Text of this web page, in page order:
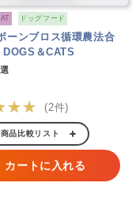
ドッグフード
ーンブロス循環農法合
＆CATS
(2件)
商品比較リスト
カートに入れる